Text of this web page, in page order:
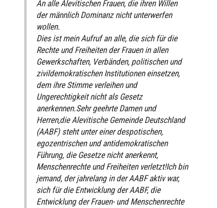
An alle Alevitischen Frauen, die ihren Willen
der männlich Dominanz nicht unterwerfen
wollen.
Dies ist mein Aufruf an alle, die sich für die
Rechte und Freiheiten der Frauen in allen
Gewerkschaften, Verbänden, politischen und
zivildemokratischen Institutionen einsetzen,
dem ihre Stimme verleihen und
Ungerechtigkeit nicht als Gesetz
anerkennen.Sehr geehrte Damen und
Herren,die Alevitische Gemeinde Deutschland
(AABF) steht unter einer despotischen,
egozentrischen und antidemokratischen
Führung, die Gesetze nicht anerkennt,
Menschenrechte und Freiheiten verletzt!Ich bin
jemand, der jahrelang in der AABF aktiv war,
sich für die Entwicklung der AABF, die
Entwicklung der Frauen- und Menschenrechte